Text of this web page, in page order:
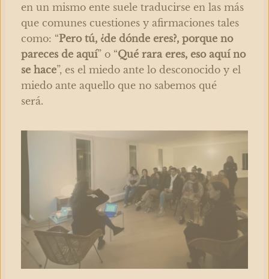
en un mismo ente suele traducirse en las más
que comunes cuestiones y afirmaciones tales
como: “Pero tú, ¿de dónde eres?, porque no
pareces de aquí” o “Qué rara eres, eso aquí no
se hace”, es el miedo ante lo desconocido y el
miedo ante aquello que no sabemos qué
será.